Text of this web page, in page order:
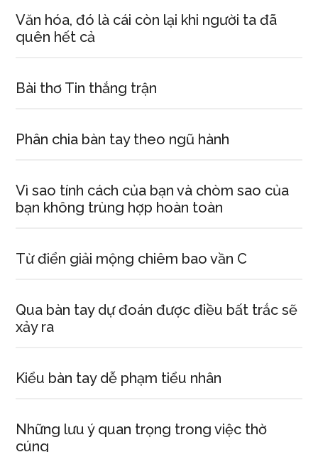
Văn hóa, đó là cái còn lại khi người ta đã
quên hết cả
Bài thơ Tin thắng trận
Phân chia bàn tay theo ngũ hành
Vì sao tính cách của bạn và chòm sao của
bạn không trùng hợp hoàn toàn
Từ điển giải mộng chiêm bao vần C
Qua bàn tay dự đoán được điều bất trắc sẽ
xảy ra
Kiểu bàn tay dễ phạm tiểu nhân
Những lưu ý quan trọng trong việc thờ
cúng